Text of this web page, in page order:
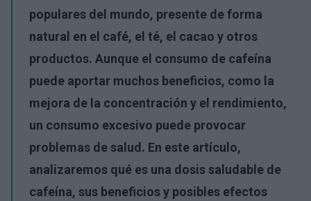
populares del mundo, presente de forma
natural en el café, el té, el cacao y otros
productos. Aunque el consumo de cafeína
puede aportar muchos beneficios, como la
mejora de la concentración y el rendimiento,
un consumo excesivo puede provocar
problemas de salud. En este artículo,
analizaremos qué es una dosis saludable de
cafeína, sus beneficios y posibles efectos